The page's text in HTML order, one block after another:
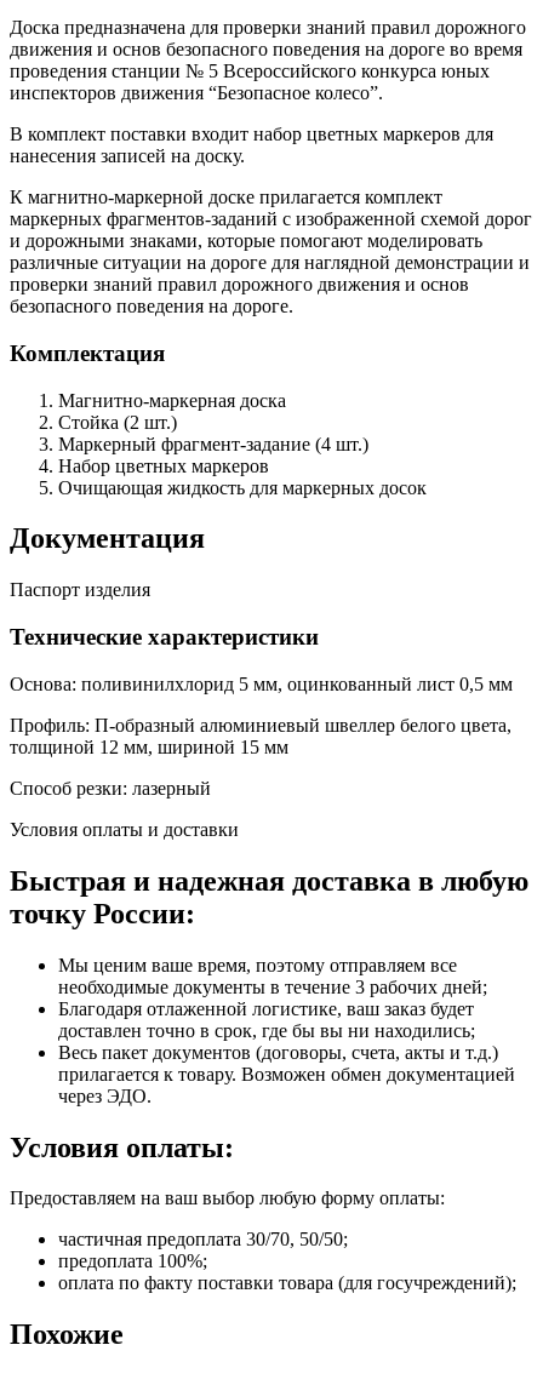
Доска предназначена для проверки знаний правил дорожного
движения и основ безопасного поведения на дороге во время
проведения станции № 5 Всероссийского конкурса юных
инспекторов движения “Безопасное колесо”.
В комплект поставки входит набор цветных маркеров для
нанесения записей на доску.
К магнитно-маркерной доске прилагается комплект
маркерных фрагментов-заданий с изображенной схемой дорог
и дорожными знаками, которые помогают моделировать
различные ситуации на дороге для наглядной демонстрации и
проверки знаний правил дорожного движения и основ
безопасного поведения на дороге.
Комплектация
Магнитно-маркерная доска
Стойка (2 шт.)
Маркерный фрагмент-задание (4 шт.)
Набор цветных маркеров
Очищающая жидкость для маркерных досок
Документация
Паспорт изделия
Технические характеристики
Основа: поливинилхлорид 5 мм, оцинкованный лист 0,5 мм
Профиль: П-образный алюминиевый швеллер белого цвета,
толщиной 12 мм, шириной 15 мм
Способ резки: лазерный
Условия оплаты и доставки
Быстрая и надежная доставка в любую
точку России:
Мы ценим ваше время, поэтому отправляем все
необходимые документы в течение 3 рабочих дней;
Благодаря отлаженной логистике, ваш заказ будет
доставлен точно в срок, где бы вы ни находились;
Весь пакет документов (договоры, счета, акты и т.д.)
прилагается к товару. Возможен обмен документацией
через ЭДО.
Условия оплаты:
Предоставляем на ваш выбор любую форму оплаты:
частичная предоплата 30/70, 50/50;
предоплата 100%;
оплата по факту поставки товара (для госучреждений);
Похожие